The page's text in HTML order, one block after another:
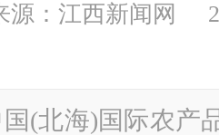
：江西新闻网
(北海)国际农产